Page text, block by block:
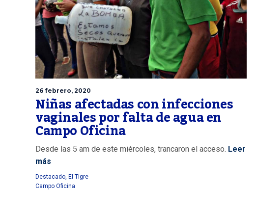
26 febrero, 2020
Niñas afectadas con infecciones
vaginales por falta de agua en
Campo Oficina
Desde las 5 am de este miércoles, trancaron el acceso. Leer
más
Destacado El Tigre
Campo Oficina